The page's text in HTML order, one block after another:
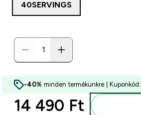
40SERVINGS
-40% minden termékünkre | Kuponkód:
14 490 Ft‎